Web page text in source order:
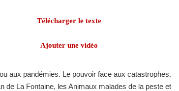
Télécharger le texte
Ajouter une vidéo
aux pandémies. Le pouvoir face aux catastrophes.
de La Fontaine, les Animaux malades de la peste et